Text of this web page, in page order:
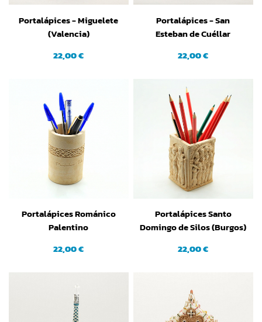
Portalápices - Miguelete
(Valencia)
22,00 €
Portalápices - San
Esteban de Cuéllar
22,00 €
Portalápices Románico
Palentino
22,00 €
Portalápices Santo
Domingo de Silos (Burgos)
22,00 €